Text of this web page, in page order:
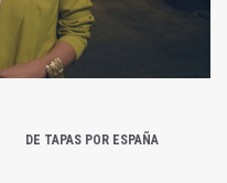
DE TAPAS POR ESPAÑA